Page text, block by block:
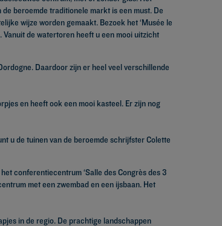
beroemde traditionele markt is een must. De
wijze worden gemaakt. Bezoek het ‘Musée le
Vanuit de watertoren heeft u een mooi uitzicht
Daardoor zijn er heel veel verschillende
en heeft ook een mooi kasteel. Er zijn nog
u de tuinen van de beroemde schrijfster Colette
conferentiecentrum ‘Salle des Congrès des 3
met een zwembad en een ijsbaan. Het
in de regio. De prachtige landschappen